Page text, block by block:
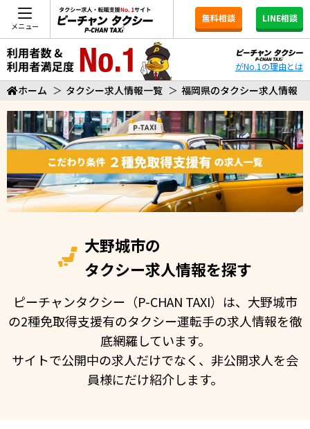
メニュー
無料相談 LINE相談
がNo.1の理由とは
ホーム ＞ タクシー求人情報一覧 ＞ 福岡県のタクシー求人情報
大野城市の
タクシー求人情報を探す
ピーチャンタクシー（P-CHAN TAXI）は、大野城市
の2種免取得支援有のタクシー運転手の求人情報を徹
底網羅しています。
サイトで公開中の求人だけでなく、非公開求人を会
員様にだけ紹介します。